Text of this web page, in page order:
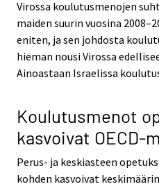
Virossa koulutusmenojen
maiden suurin vuosina
eniten, ja sen johdosta
hieman nousi Virossa
Ainoastaan Israelissa
Koulutusmenot
kasvoivat OECD-
Perus- ja keskiasteen
kohden kasvoivat